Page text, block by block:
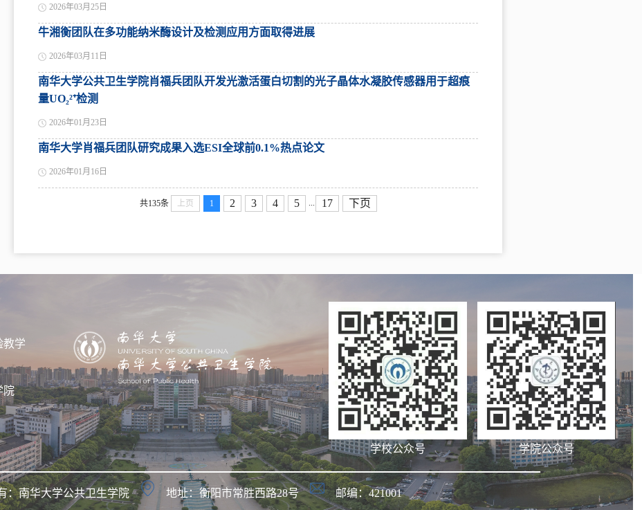
2026年03月25日
牛湘衡团队在多功能纳米酶设计及检测应用方面取得进展
2026年03月11日
南华大学公共卫生学院肖福兵团队开发光激活蛋白切割的光子晶体水凝胶传感器用于超痕
量UO₂²⁺检测
2026年01月23日
南华大学肖福兵团队研究成果入选ESI全球前0.1%热点论文
2026年01月16日
共135条 上页 1 2 3 4 5 17 下页
教学
院
学校公众号 学院公众号
：南华大学公共卫生学院 地址：衡阳市常胜西路28号 邮编：421001